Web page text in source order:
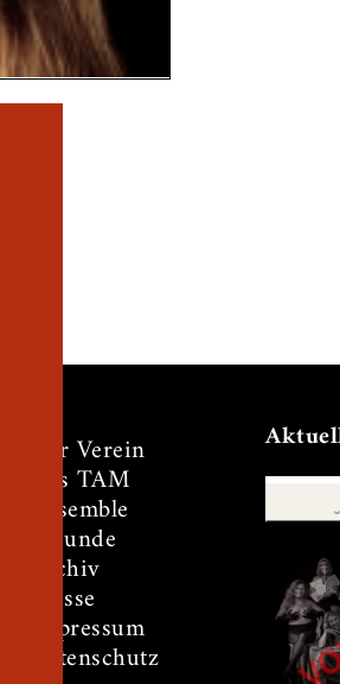
Der Verein
Das TAM
Ensemble
Freunde
Archiv
Presse
Impressum
Datenschutz